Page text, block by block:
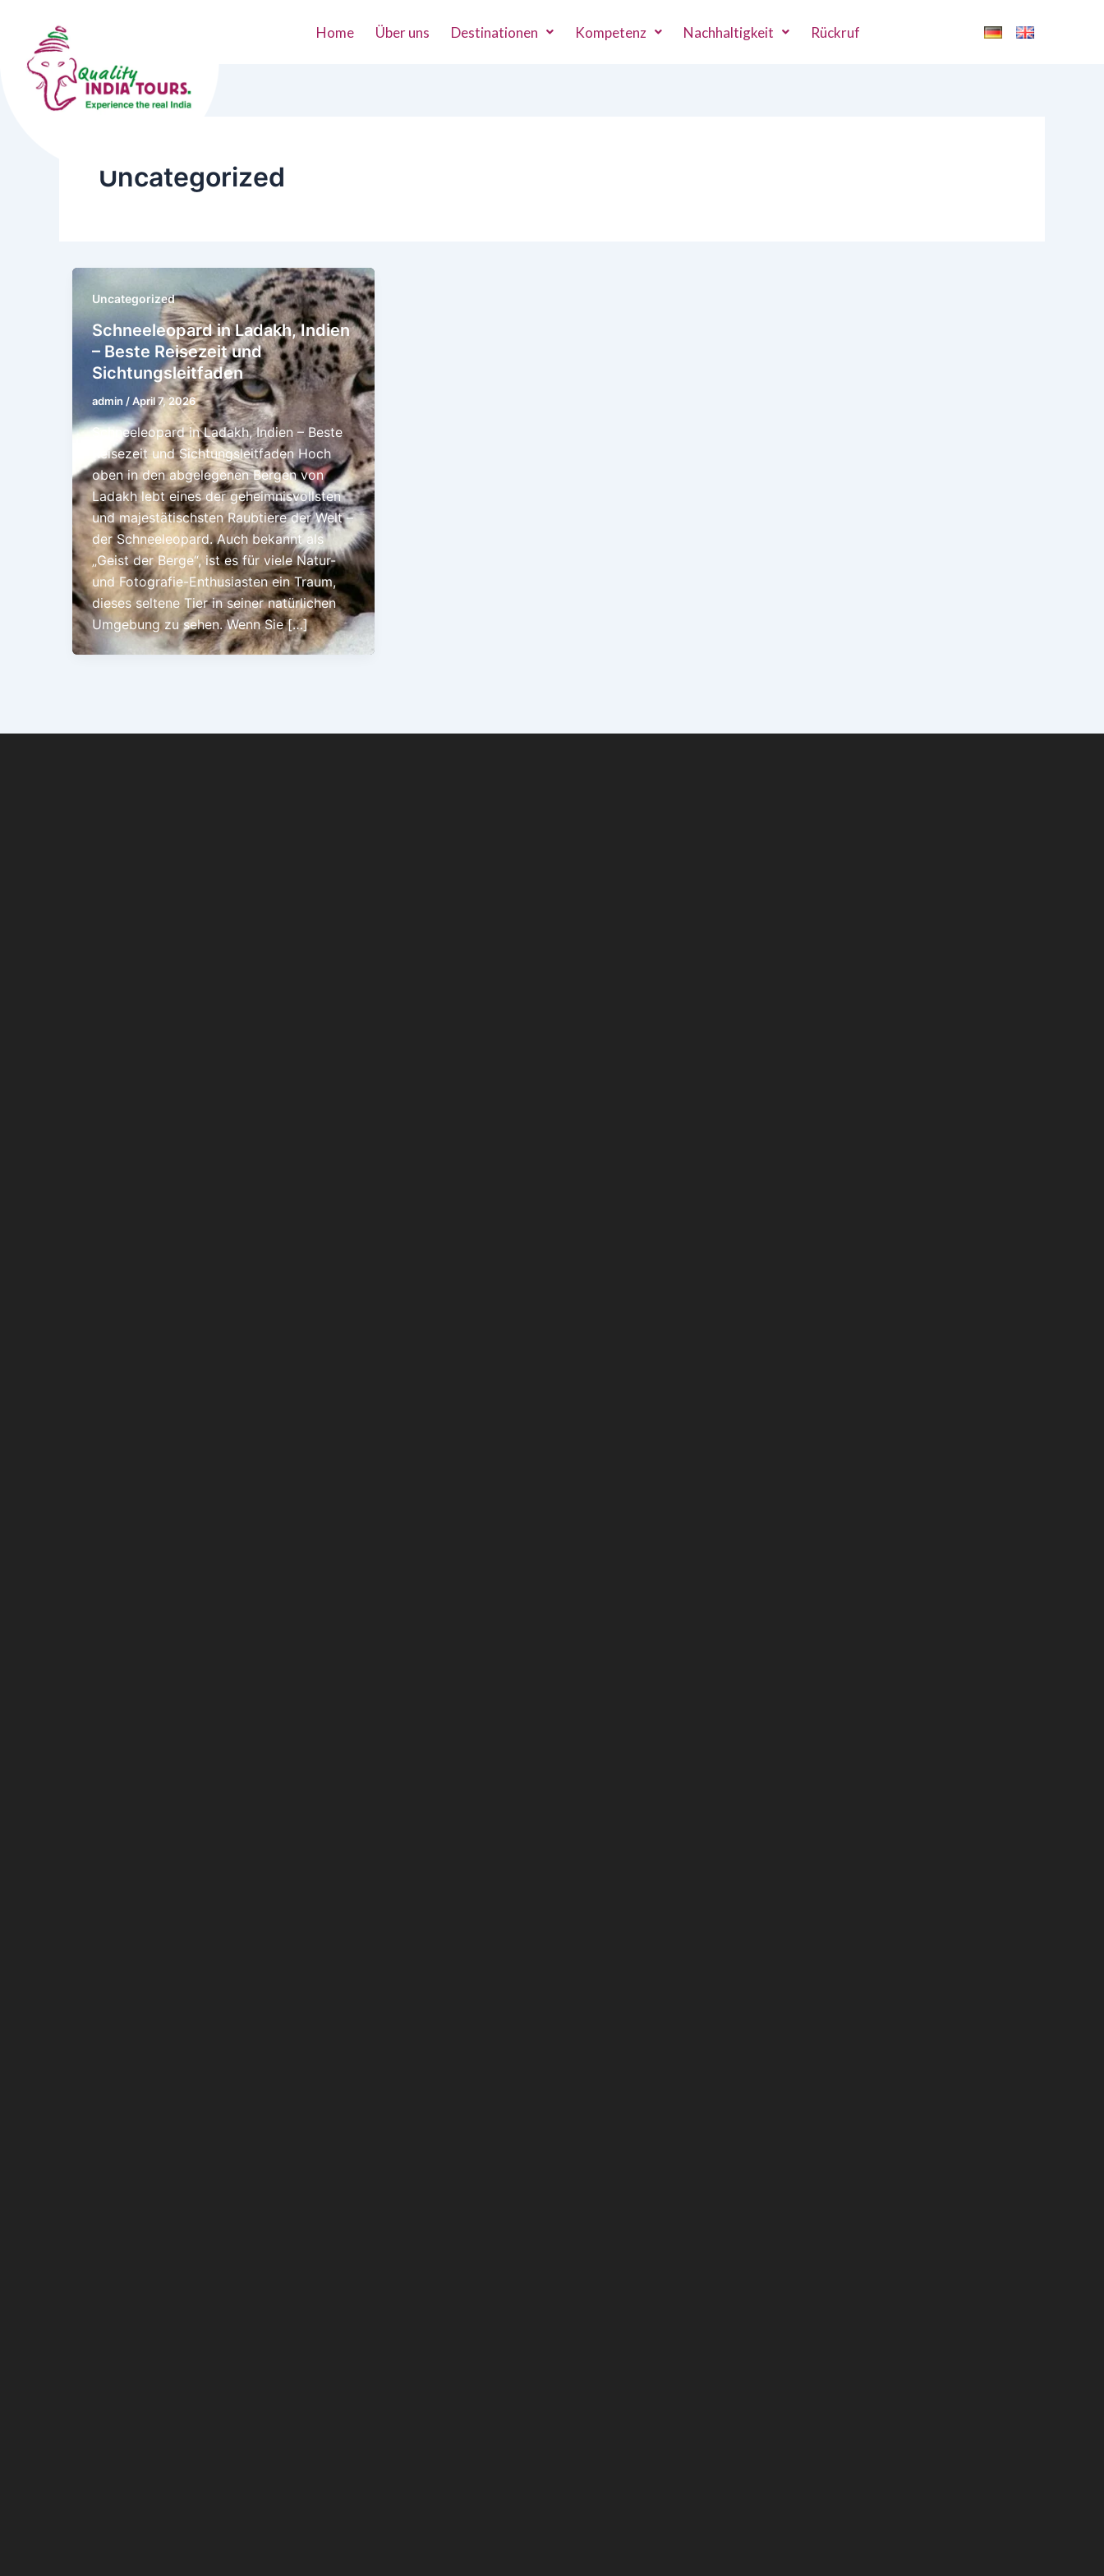
content
Home Über uns Destinationen Kompetenz Nachhaltigkeit Rückruf
Uncategorized
Uncategorized
Schneeleopard in Ladakh, Indien
– Beste Reisezeit und
Sichtungsleitfaden
admin /April 7, 2026
Schneeleopard in Ladakh, Indien – Beste
Reisezeit und Sichtungsleitfaden Hoch
oben in den abgelegenen Bergen von
Ladakh lebt eines der geheimnisvollsten
und majestätischsten Raubtiere der Welt –
der Schneeleopard. Auch bekannt als
„Geist der Berge“, ist es für viele Natur-
und Fotografie-Enthusiasten ein Traum,
dieses seltene Tier in seiner natürlichen
Umgebung zu sehen. Wenn Sie […]